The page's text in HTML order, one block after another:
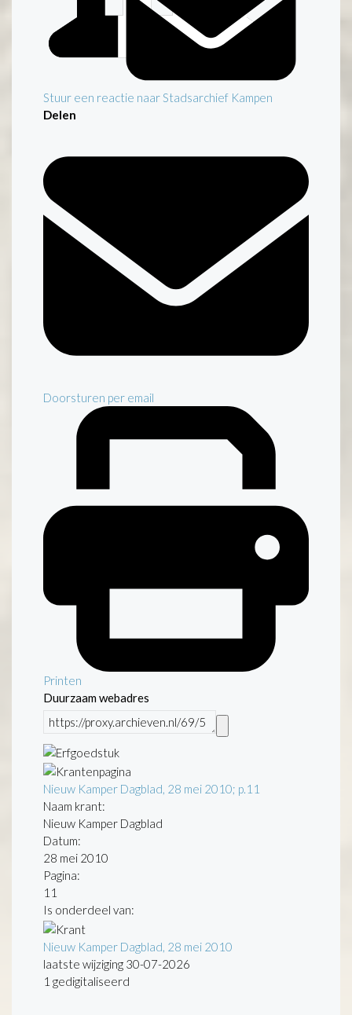
Stuur een reactie naar Stadsarchief Kampen
Delen
Doorsturen per email
Printen
Duurzaam webadres
Nieuw Kamper Dagblad, 28 mei 2010; p.11
Naam krant:
Nieuw Kamper Dagblad
Datum:
28 mei 2010
Pagina:
11
Is onderdeel van:
Nieuw Kamper Dagblad, 28 mei 2010
laatste wijziging 30-07-2026
1 gedigitaliseerd